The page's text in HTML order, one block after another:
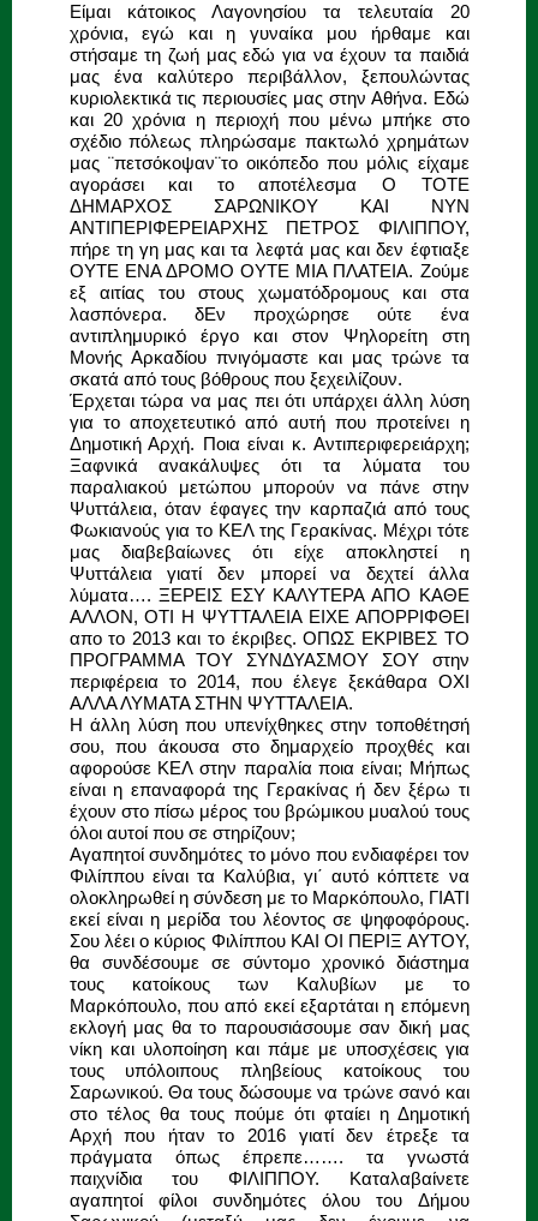
Είμαι κάτοικος Λαγονησίου τα τελευταία 20
χρόνια, εγώ και η γυναίκα μου ήρθαμε και
στήσαμε τη ζωή μας εδώ για να έχουν τα παιδιά
μας ένα καλύτερο περιβάλλον, ξεπουλώντας
κυριολεκτικά τις περιουσίες μας στην Αθήνα. Εδώ
και 20 χρόνια η περιοχή που μένω μπήκε στο
σχέδιο πόλεως πληρώσαμε πακτωλό χρημάτων
μας ¨πετσόκοψαν¨το οικόπεδο που μόλις είχαμε
αγοράσει και το αποτέλεσμα Ο ΤΟΤΕ
ΔΗΜΑΡΧΟΣ ΣΑΡΩΝΙΚΟΥ ΚΑΙ ΝΥΝ
ΑΝΤΙΠΕΡΙΦΕΡΕΙΑΡΧΗΣ ΠΕΤΡΟΣ ΦΙΛΙΠΠΟΥ,
πήρε τη γη μας και τα λεφτά μας και δεν έφτιαξε
ΟΥΤΕ ΕΝΑ ΔΡΟΜΟ ΟΥΤΕ ΜΙΑ ΠΛΑΤΕΙΑ. Ζούμε
εξ αιτίας του στους χωματόδρομους και στα
λασπόνερα. δΕν προχώρησε ούτε ένα
αντιπλημυρικό έργο και στον Ψηλορείτη στη
Μονής Αρκαδίου πνιγόμαστε και μας τρώνε τα
σκατά από τους βόθρους που ξεχειλίζουν.
Έρχεται τώρα να μας πει ότι υπάρχει άλλη λύση
για το αποχετευτικό από αυτή που προτείνει η
Δημοτική Αρχή. Ποια είναι κ. Αντιπεριφερειάρχη;
Ξαφνικά ανακάλυψες ότι τα λύματα του
παραλιακού μετώπου μπορούν να πάνε στην
Ψυττάλεια, όταν έφαγες την καρπαζιά από τους
Φωκιανούς για το ΚΕΛ της Γερακίνας. Μέχρι τότε
μας διαβεβαίωνες ότι είχε αποκληστεί η
Ψυττάλεια γιατί δεν μπορεί να δεχτεί άλλα
λύματα…. ΞΕΡΕΙΣ ΕΣΥ ΚΑΛΥΤΕΡΑ ΑΠΟ ΚΑΘΕ
ΑΛΛΟΝ, ΟΤΙ Η ΨΥΤΤΑΛΕΙΑ ΕΙΧΕ ΑΠΟΡΡΙΦΘΕΙ
απο το 2013 και το έκριβες. ΟΠΩΣ ΕΚΡΙΒΕΣ ΤΟ
ΠΡΟΓΡΑΜΜΑ ΤΟΥ ΣΥΝΔΥΑΣΜΟΥ ΣΟΥ στην
περιφέρεια το 2014, που έλεγε ξεκάθαρα ΟΧΙ
ΑΛΛΑ ΛΥΜΑΤΑ ΣΤΗΝ ΨΥΤΤΑΛΕΙΑ.
Η άλλη λύση που υπενίχθηκες στην τοποθέτησή
σου, που άκουσα στο δημαρχείο προχθές και
αφορούσε ΚΕΛ στην παραλία ποια είναι; Μήπως
είναι η επαναφορά της Γερακίνας ή δεν ξέρω τι
έχουν στο πίσω μέρος του βρώμικου μυαλού τους
όλοι αυτοί που σε στηρίζουν;
Αγαπητοί συνδημότες το μόνο που ενδιαφέρει τον
Φιλίππου είναι τα Καλύβια, γι΄ αυτό κόπτετε να
ολοκληρωθεί η σύνδεση με το Μαρκόπουλο, ΓΙΑΤΙ
εκεί είναι η μερίδα του λέοντος σε ψηφοφόρους.
Σου λέει ο κύριος Φιλίππου ΚΑΙ ΟΙ ΠΕΡΙΞ ΑΥΤΟΥ,
θα συνδέσουμε σε σύντομο χρονικό διάστημα
τους κατοίκους των Καλυβίων με το
Μαρκόπουλο, που από εκεί εξαρτάται η επόμενη
εκλογή μας θα το παρουσιάσουμε σαν δική μας
νίκη και υλοποίηση και πάμε με υποσχέσεις για
τους υπόλοιπους πληβείους κατοίκους του
Σαρωνικού. Θα τους δώσουμε να τρώνε σανό και
στο τέλος θα τους πούμε ότι φταίει η Δημοτική
Αρχή που ήταν το 2016 γιατί δεν έτρεξε τα
πράγματα όπως έπρεπε……. τα γνωστά
παιχνίδια του ΦΙΛΙΠΠΟΥ. Καταλαβαίνετε
αγαπητοί φίλοι συνδημότες όλου του Δήμου